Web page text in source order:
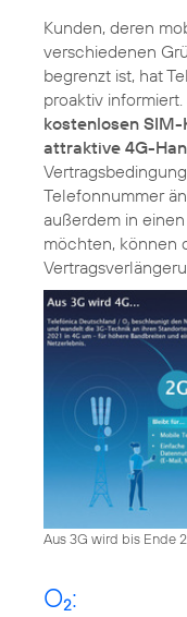
Kunden, deren
verschiedenen
begrenzt ist, hat
proaktiv
kostenlosen
attraktive 4G-
Telefonnummer
außerdem in
möchten, können
Aus 3G wird bis Ende
O2: